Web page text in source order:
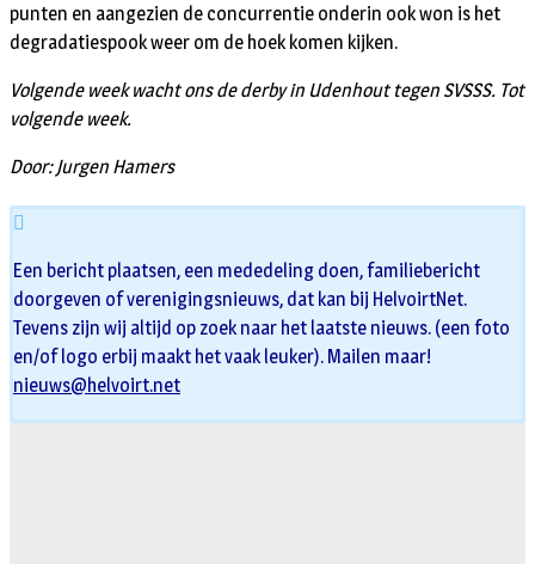
punten en aangezien de concurrentie onderin ook won is het
degradatiespook weer om de hoek komen kijken.
Volgende week wacht ons de derby in Udenhout tegen SVSSS. Tot
volgende week.
Door: Jurgen Hamers
Een bericht plaatsen, een mededeling doen, familiebericht
doorgeven of verenigingsnieuws, dat kan bij HelvoirtNet.
Tevens zijn wij altijd op zoek naar het laatste nieuws. (een foto
en/of logo erbij maakt het vaak leuker). Mailen maar!
nieuws@helvoirt.net